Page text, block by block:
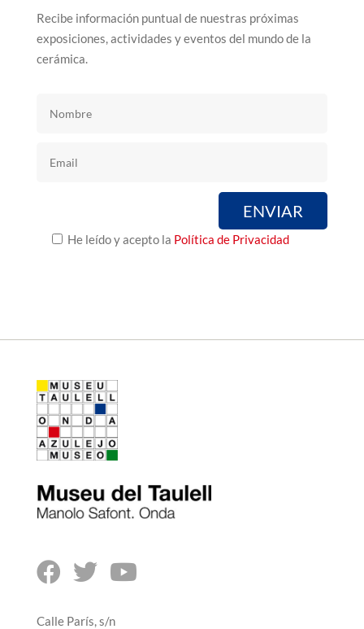
Recibe información puntual de nuestras próximas
exposiciones, actividades y eventos del mundo de la
cerámica.
He leído y acepto la Política de Privacidad
  
Calle París, s/n